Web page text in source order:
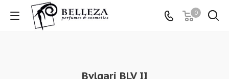
0
Bvlgari BLV II